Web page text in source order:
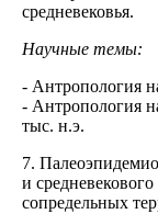
средневековья.
Научные темы:
- Антропология
- Антропология
тыс. н.э.
7.
и
сопредельных